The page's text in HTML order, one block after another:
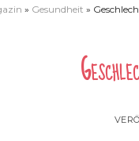
» Gesundheit »